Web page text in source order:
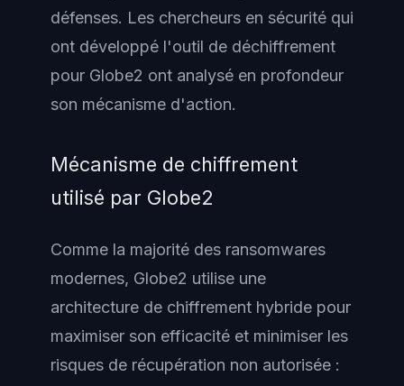
défenses. Les chercheurs en sécurité qui
ont développé l'outil de déchiffrement
pour Globe2 ont analysé en profondeur
son mécanisme d'action.
Mécanisme de chiffrement
utilisé par Globe2
Comme la majorité des ransomwares
modernes, Globe2 utilise une
architecture de chiffrement hybride pour
maximiser son efficacité et minimiser les
risques de récupération non autorisée :